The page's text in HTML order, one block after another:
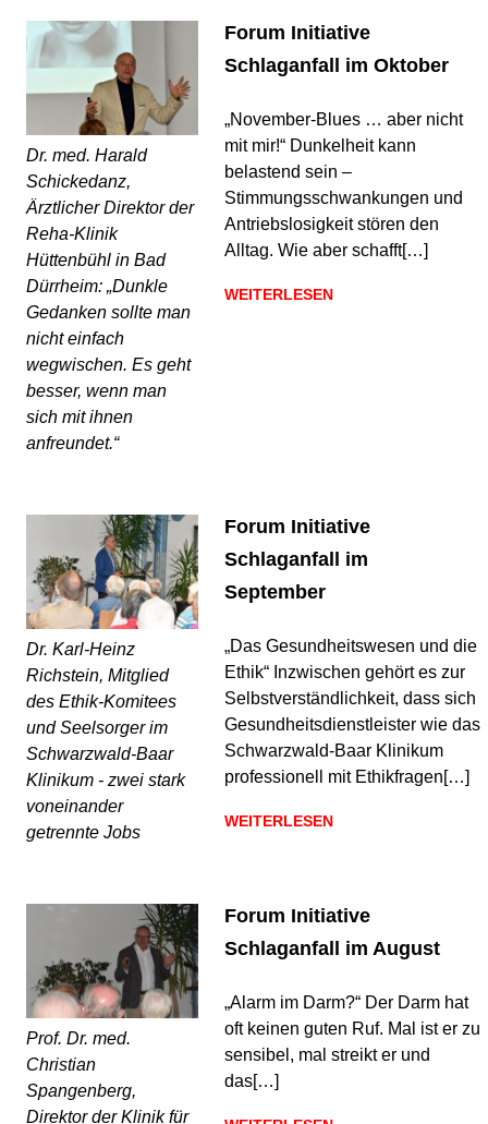
Dr. med. Harald
Schickedanz,
Ärztlicher Direktor der
Reha-Klinik
Hüttenbühl in Bad
Dürrheim: „Dunkle
Gedanken sollte man
nicht einfach
wegwischen. Es geht
besser, wenn man
sich mit ihnen
anfreundet.“
Forum Initiative
Schlaganfall im Oktober
„November-Blues … aber nicht
mit mir!“ Dunkelheit kann
belastend sein ­–
Stimmungsschwankungen und
Antriebslosigkeit stören den
Alltag. Wie aber schafft[…]
WEITERLESEN
Dr. Karl-Heinz
Richstein, Mitglied
des Ethik-Komitees
und Seelsorger im
Schwarzwald-Baar
Klinikum - zwei stark
voneinander
getrennte Jobs
Forum Initiative
Schlaganfall im
September
„Das Gesundheitswesen und die
Ethik“ Inzwischen gehört es zur
Selbstverständlichkeit, dass sich
Gesundheitsdienstleister wie das
Schwarzwald-Baar Klinikum
professionell mit Ethikfragen[…]
WEITERLESEN
Prof. Dr. med.
Christian
Spangenberg,
Direktor der Klinik für
Forum Initiative
Schlaganfall im August
„Alarm im Darm?“ Der Darm hat
oft keinen guten Ruf. Mal ist er zu
sensibel, mal streikt er und
das[…]